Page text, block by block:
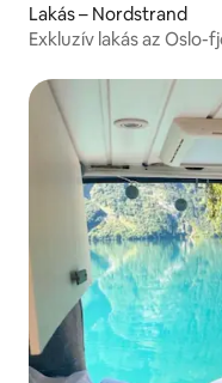
Lakás – Nordstrand
Exkluzív lakás az